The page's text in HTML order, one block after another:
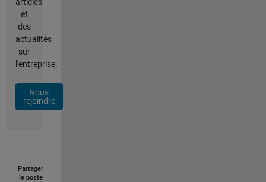
et
des
actualités
sur
l'entreprise.
Nous
rejoindre
Partager
le poste